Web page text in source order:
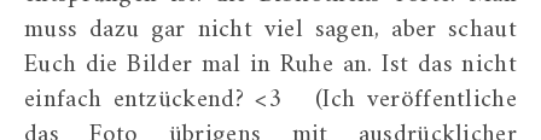
muss dazu gar nicht viel sagen, aber schaut
Euch die Bilder mal in Ruhe an. Ist das nicht
einfach entzückend? <3 (Ich veröffentliche